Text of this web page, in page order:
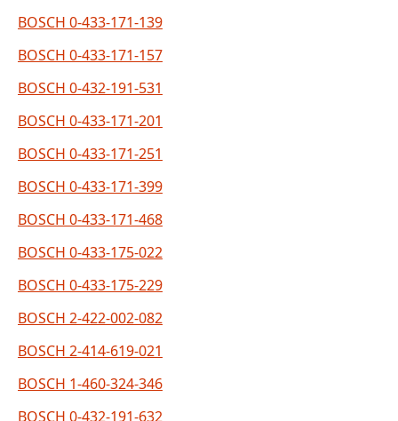
BOSCH 0-433-171-139
BOSCH 0-433-171-157
BOSCH 0-432-191-531
BOSCH 0-433-171-201
BOSCH 0-433-171-251
BOSCH 0-433-171-399
BOSCH 0-433-171-468
BOSCH 0-433-175-022
BOSCH 0-433-175-229
BOSCH 2-422-002-082
BOSCH 2-414-619-021
BOSCH 1-460-324-346
BOSCH 0-432-191-632